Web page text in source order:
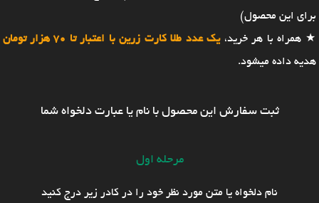
برای این محصول)
★ همراه با هر خرید،یک عدد طلا کارت زرین با اعتبار تا 70 هزار تومان
هدیه داده میشود.
ثبت سفارش این محصول با نام یا عبارت دلخواه شما
مرحله اول
نام دلخواه یا متن مورد نظر خود را در کادر زیر درج کنید